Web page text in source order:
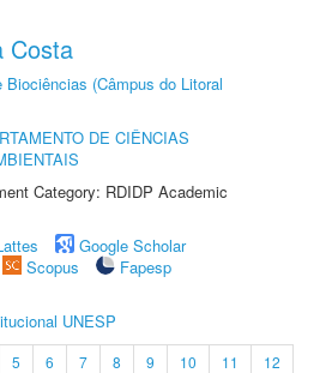
Costa
Biociências (Câmpus do Litoral
DE CIÊNCIAS
Category: RDIDP Academic
Google Scholar
Scopus
Fapesp
UNESP
5 6 7 8 9 10 11
12